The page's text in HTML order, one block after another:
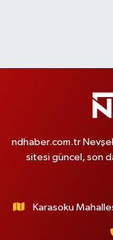
ndhaber.com.tr
sitesi güncel, son
Karasoku